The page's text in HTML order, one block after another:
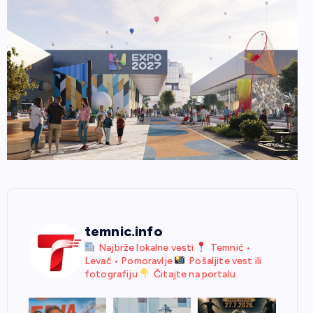
temnic.info
Najbrže lokalne vesti
Temnić •
Levač • Pomoravlje
Pošaljite vest ili
fotografiju
Čitajte na portalu